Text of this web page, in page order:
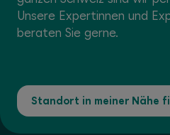
Unsere Expertinnen und
beraten Sie gerne.
Standort in meiner Nähe